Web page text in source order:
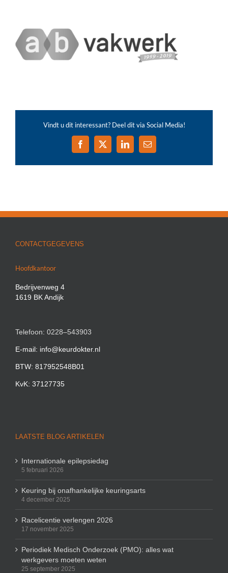
Vindt u dit interessant? Deel dit via Social Media!
Facebook
X LinkedIn
E-
CONTACTGEGEVENS
Hoofdkantoor
Bedrijvenweg 4
1619 BK Andijk
Telefoon: 0228–543903
E-mail: info@keurdokter.nl
BTW: 817952548B01
KvK: 37127735
LAATSTE BLOG ARTIKELEN
Internationale epilepsiedag
5 februari 2026
Keuring bij onafhankelijke keuringsarts
4 december 2025
Racelicentie verlengen 2026
17 november 2025
Periodiek Medisch Onderzoek (PMO): alles wat
werkgevers moeten weten
25 september 2025